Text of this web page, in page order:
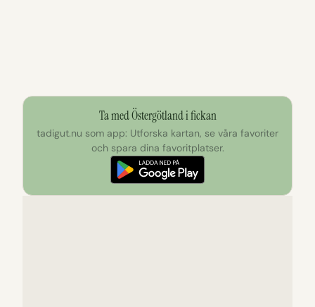
Ta med Östergötland i fickan
tadigut.nu som app: Utforska kartan, se våra favoriter
och spara dina favoritplatser.